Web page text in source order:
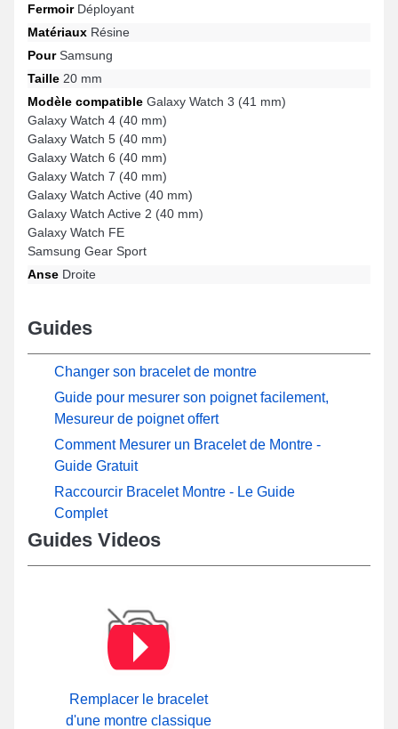
FermoirDéployant
Matériaux Résine
PourSamsung
Taille 20 mm
Modèle compatible Galaxy Watch 3 (41 mm)
Galaxy Watch 4 (40 mm)
Galaxy Watch 5 (40 mm)
Galaxy Watch 6 (40 mm)
Galaxy Watch 7 (40 mm)
Galaxy Watch Active (40 mm)
Galaxy Watch Active 2 (40 mm)
Galaxy Watch FE
Samsung Gear Sport
Anse Droite
Guides
Changer son bracelet de montre
Guide pour mesurer son poignet facilement,
Mesureur de poignet offert
Comment Mesurer un Bracelet de Montre -
Guide Gratuit
Raccourcir Bracelet Montre - Le Guide
Complet
Guides Videos
Remplacer le bracelet
d'une montre classique